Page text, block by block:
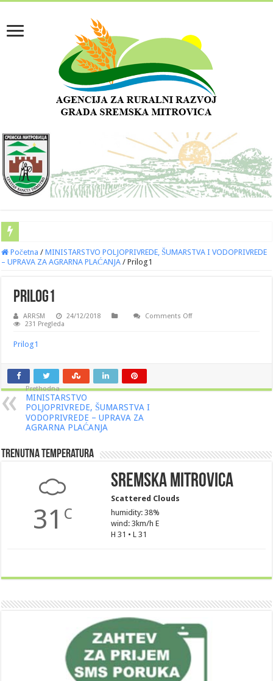
Početna / MINISTARSTVO POLJOPRIVREDE, ŠUMARSTVA I VODOPRIVREDE
– UPRAVA ZA AGRARNA PLAĆANJA / Prilog1
Prilog1
ARRSM 24/12/2018 Comments Offon
231 Pregleda
Prilog1
Prethodna
MINISTARSTVO
POLJOPRIVREDE, ŠUMARSTVA I
VODOPRIVREDE – UPRAVA ZA
AGRARNA PLAĆANJA
Trenutna Temperatura
31 C
Sremska Mitrovica
Scattered Clouds
humidity: 38%
wind: 3km/h E
H 31 • L 31